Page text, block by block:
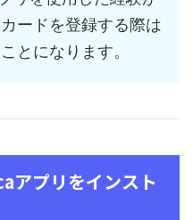
ードを登録する際は
とになります。
アプリをインスト